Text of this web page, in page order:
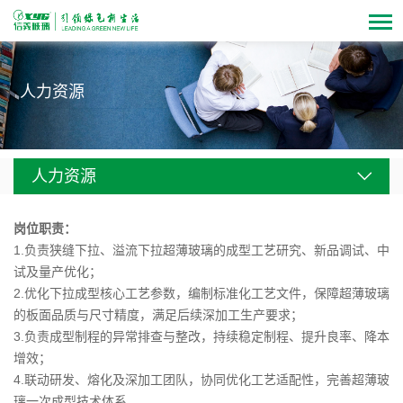
人力资源
人力资源
岗位职责：
1.负责狭缝下拉、溢流下拉超薄玻璃的成型工艺研究、新品调试、中
试及量产优化；
2.优化下拉成型核心工艺参数，编制标准化工艺文件，保障超薄玻璃
的板面品质与尺寸精度，满足后续深加工生产要求；
3.负责成型制程的异常排查与整改，持续稳定制程、提升良率、降本
增效；
4.联动研发、熔化及深加工团队，协同优化工艺适配性，完善超薄玻